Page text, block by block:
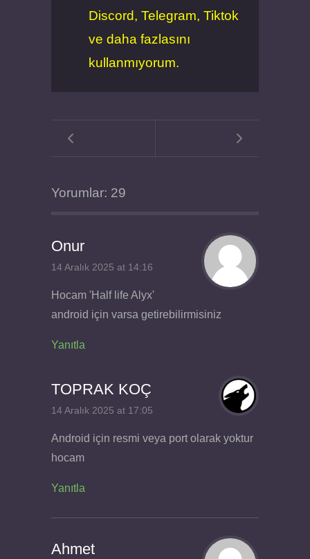
Discord, Telegram, Tiktok
ve daha fazlasını
kullanmıyorum.
Yorumlar: 29
Onur
14 Aralık 2025 at 14:16
Hocam 'Half life Alyx'
android için varsa getirebilirmisiniz
Yanıtla
TOPRAK KOÇ
14 Aralık 2025 at 17:05
Android için resmi veya port olarak yoktur
hocam
Yanıtla
Ahmet